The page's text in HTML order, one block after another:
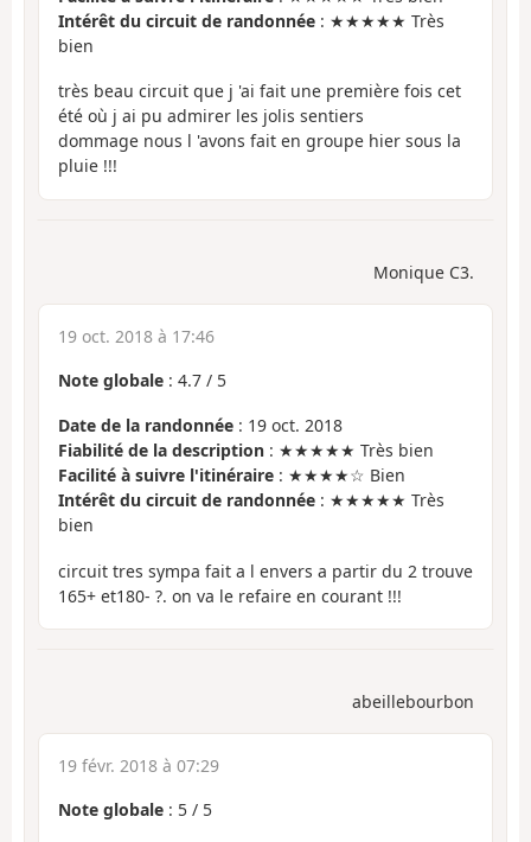
Intérêt du circuit de randonnée : ★★★★★ Très
bien
très beau circuit que j 'ai fait une première fois cet
été où j ai pu admirer les jolis sentiers
dommage nous l 'avons fait en groupe hier sous la
pluie !!!
Monique C3.
19 oct. 2018 à 17:46
Note globale : 4.7 / 5
Date de la randonnée : 19 oct. 2018
Fiabilité de la description : ★★★★★ Très bien
Facilité à suivre l'itinéraire : ★★★★☆ Bien
Intérêt du circuit de randonnée : ★★★★★ Très
bien
circuit tres sympa fait a l envers a partir du 2 trouve
165+ et180- ?. on va le refaire en courant !!!
abeillebourbon
19 févr. 2018 à 07:29
Note globale : 5 / 5